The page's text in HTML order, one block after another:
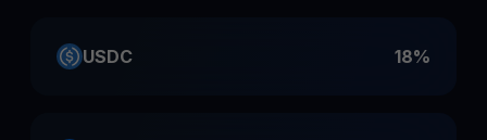
USDC 18%